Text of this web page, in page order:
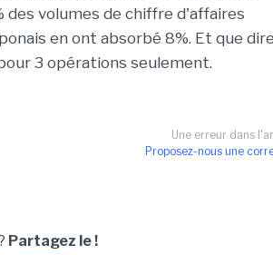
volumes de chiffre d'affaires
en ont absorbé 8%. Et que dire
3 opérations seulement.
Une erreur dans
Proposez-nous une
Partagez le !